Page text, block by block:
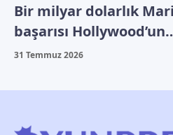
Bir milyar dolarlık
başarısı Hollywood’un
rotasını değiştirdi
31 Temmuz 2026